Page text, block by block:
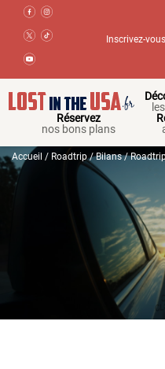
Inscrivez-
Réservez
nos bons plans
Accueil / Roadtrip/Bilans/